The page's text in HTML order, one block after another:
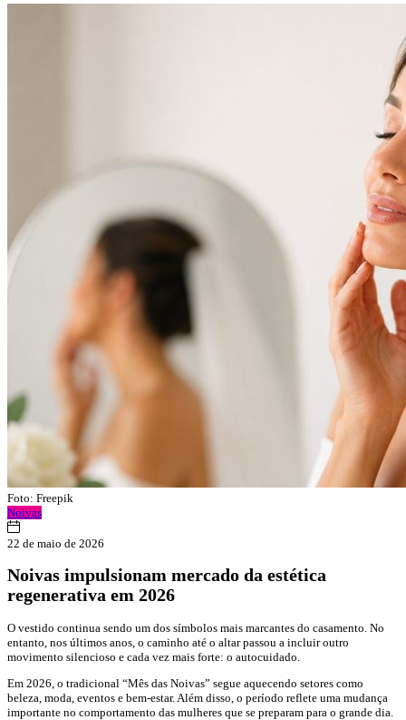
Foto: Freepik
Noivas
22 de maio de 2026
Noivas impulsionam mercado da estética
regenerativa em 2026
O vestido continua sendo um dos símbolos mais marcantes do casamento. No
entanto, nos últimos anos, o caminho até o altar passou a incluir outro
movimento silencioso e cada vez mais forte: o autocuidado.
Em 2026, o tradicional “Mês das Noivas” segue aquecendo setores como
beleza, moda, eventos e bem-estar. Além disso, o período reflete uma mudança
importante no comportamento das mulheres que se preparam para o grande dia.